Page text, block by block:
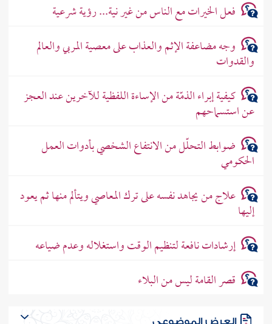
فعل الخيرات مع الناس من غير نية... رؤية شرعية
وجه مضاعفة الإثم والعذاب على معصية المربي والعالم
والقدوات
كيفية إبراء الذمّة من الإساءة اللفظية للآخرين عند العجز
عن استسماحهم
ضوابط التحلّل من الانتفاع الشخصي بأدوات العمل
الحكومي
علاج من يجاهد نفسه على ترك المعاصي ويتألم منها ثم يعود
إليها
إرشادات نافعة لتنظيم الوقت واستغلاله وعدم ضياعه
قصر القامة ليس من البلاء
العرض الموضوعي